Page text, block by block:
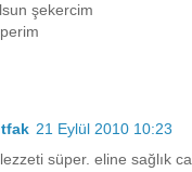
şekercim
21 Eylül 2010 10:23
süper. eline sağlık